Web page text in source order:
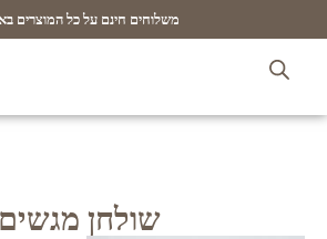
משלוחים חינם על כל המוצרים
שולחן מגשים